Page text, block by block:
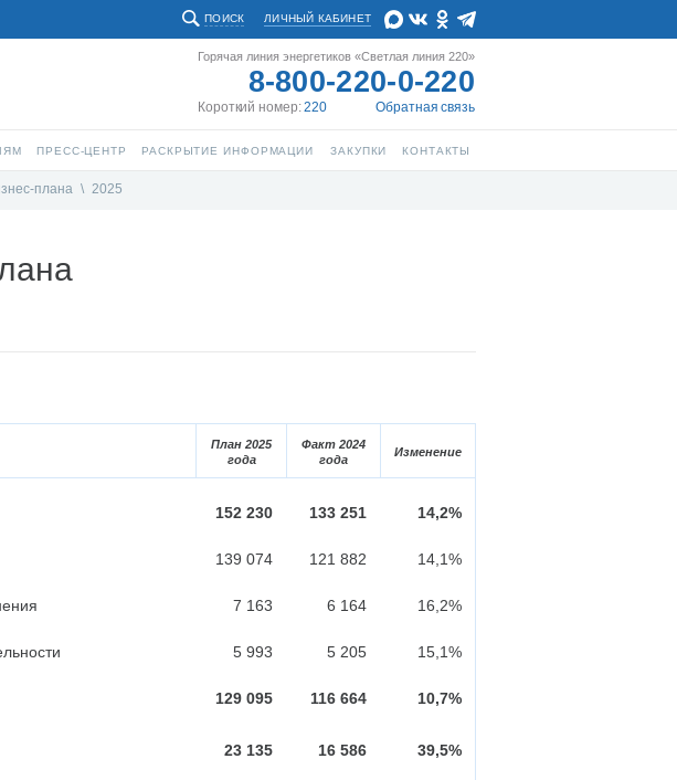
ЛИЧНЫЙ КАБИНЕТ
ПОИСК
Горячая линия энергетиков «Светлая линия 220»
8-800-220-0-220
Короткий номер:220 Обратная связь
ПРЕСС-ЦЕНТР РАСКРЫТИЕ ИНФОРМАЦИИ ЗАКУПКИ КОНТАКТЫ
плана \ 2025
План 2025
года
Факт 2024
года
Изменение
152 230 133 251 14,2%
139 074 121 882 14,1%
7 163 6 164 16,2%
5 993 5 205 15,1%
129 095 116 664 10,7%
23 135 16 586 39,5%